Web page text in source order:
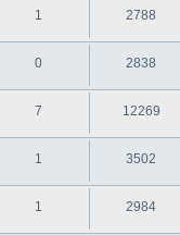
1 2788
0 2838
7 12269
1 3502
1 2984